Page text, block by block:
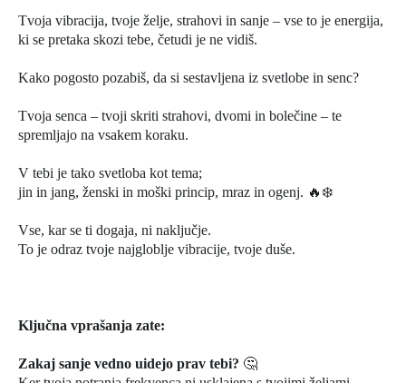
Tvoja vibracija, tvoje želje, strahovi in sanje – vse to je energija,
ki se pretaka skozi tebe, četudi je ne vidiš.
Kako pogosto pozabiš, da si sestavljena iz svetlobe in senc?
Tvoja senca – tvoji skriti strahovi, dvomi in bolečine – te
spremljajo na vsakem koraku.
V tebi je tako svetloba kot tema;
jin in jang, ženski in moški princip, mraz in ogenj. 🔥❄️
Vse, kar se ti dogaja, ni naključje.
To je odraz tvoje najgloblje vibracije, tvoje duše.
Ključna vprašanja zate:
Zakaj sanje vedno uidejo prav tebi? 🤔